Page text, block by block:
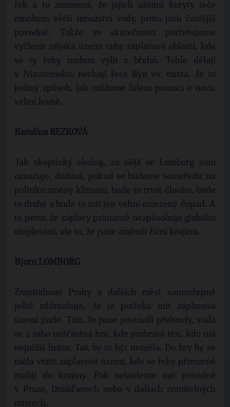
řek a to znamená, že jejich užšími koryty teče
mnohem větší množství vody, proto jsou častější
povodně. Takže ve skutečnosti potřebujeme
vyčlenit nějaká území coby záplavové oblasti, kde
se ty řeky mohou vylít z břehů. Tohle dělají
v Nizozemsku, nechají řece Rýn víc místa. Je to
jediný způsob, jak můžeme lidem pomoci a navíc
velmi levně.
Karolína REZKOVÁ
Jak skeptický ekolog, za nějž se Lomborg sám
označuje, dodává, pokud se budeme soustředit na
politiku změny klimatu, bude to trvat dlouho, bude
to drahé a bude to mít jen velmi omezený dopad. A
to proto, že záplavy primárně nezpůsobuje globální
oteplování, ale to, že jsme změnili říční krajinu.
Bjorn LOMBORG
Zranitelnost Prahy a dalších měst samozřejmě
ještě zdůrazňuje, že je potřeba mít záplavová
území jinde. Tím, že jsme postavili přehrady, stala
se z toho nešťastná hra, kde prohrává ten, kdo má
nejnižší hráze. Tak by to být nemělo. Do hry by se
měla vrátit záplavová území, kde se řeky přirozeně
rozlijí do krajiny. Pak nebudeme mít povodně
v Praze, Drážďanech nebo v dalších zranitelných
místech.